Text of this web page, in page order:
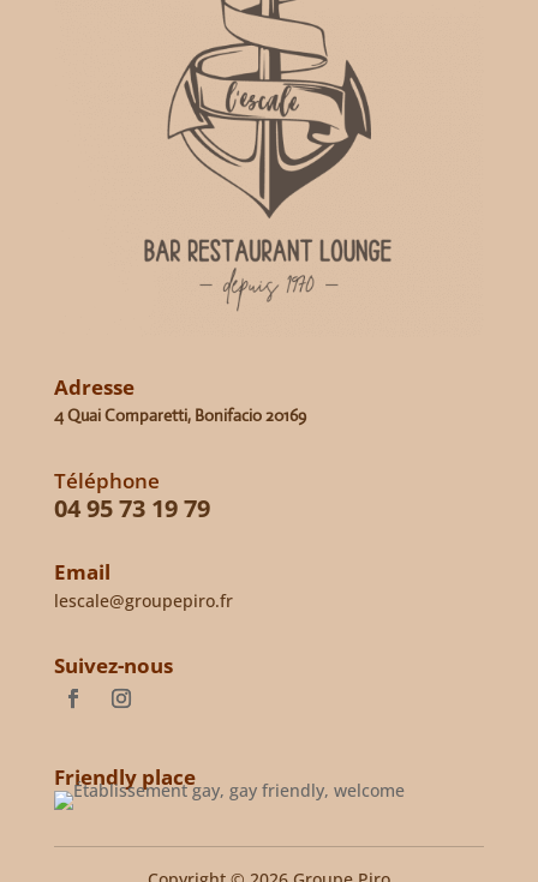
Adresse
4 Quai Comparetti, Bonifacio 20169
Téléphone
04 95 73 19 79
Email
lescale@groupepiro.fr
Suivez-nous
Friendly place